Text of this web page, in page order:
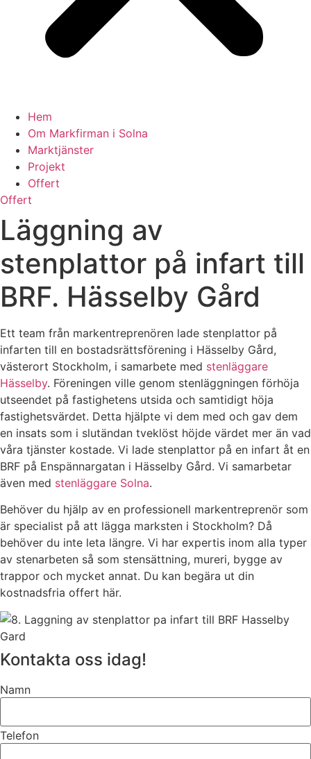
Hem
Om Markfirman i Solna
Marktjänster
Projekt
Offert
Offert
Läggning av
stenplattor på infart till
BRF. Hässelby Gård
Ett team från markentreprenören lade stenplattor på
infarten till en bostadsrättsförening i Hässelby Gård,
västerort Stockholm, i samarbete med stenläggare
Hässelby. Föreningen ville genom stenläggningen förhöja
utseendet på fastighetens utsida och samtidigt höja
fastighetsvärdet. Detta hjälpte vi dem med och gav dem
en insats som i slutändan tveklöst höjde värdet mer än vad
våra tjänster kostade. Vi lade stenplattor på en infart åt en
BRF på Enspännargatan i Hässelby Gård. Vi samarbetar
även med stenläggare Solna.
Behöver du hjälp av en professionell markentreprenör som
är specialist på att lägga marksten i Stockholm? Då
behöver du inte leta längre. Vi har expertis inom alla typer
av stenarbeten så som stensättning, mureri, bygge av
trappor och mycket annat. Du kan begära ut din
kostnadsfria offert här.
Kontakta oss idag!
Namn
Telefon